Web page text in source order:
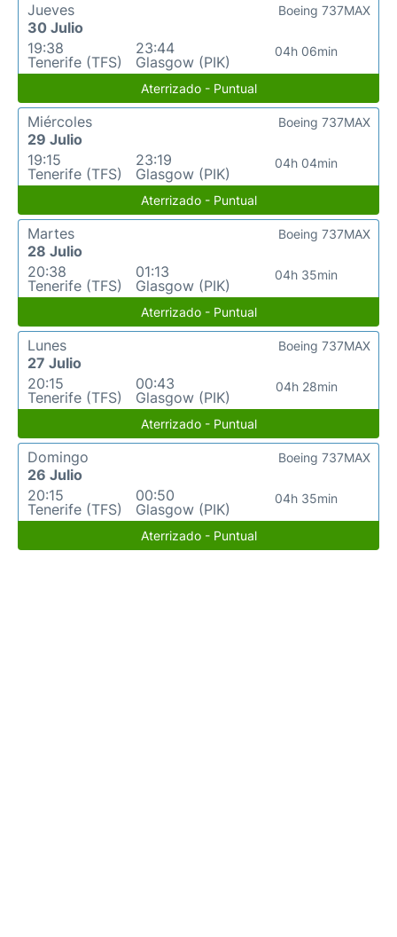
Jueves
30 Julio
19:38
Tenerife (TFS)
23:44
Glasgow (PIK)
04h 06min
Boeing 737MAX
Aterrizado - Puntual
Miércoles
29 Julio
19:15
Tenerife (TFS)
23:19
Glasgow (PIK)
04h 04min
Boeing 737MAX
Aterrizado - Puntual
Martes
28 Julio
20:38
Tenerife (TFS)
01:13
Glasgow (PIK)
04h 35min
Boeing 737MAX
Aterrizado - Puntual
Lunes
27 Julio
20:15
Tenerife (TFS)
00:43
Glasgow (PIK)
04h 28min
Boeing 737MAX
Aterrizado - Puntual
Domingo
26 Julio
20:15
Tenerife (TFS)
00:50
Glasgow (PIK)
04h 35min
Boeing 737MAX
Aterrizado - Puntual